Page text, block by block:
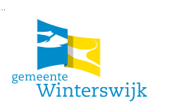
Ga naar de inhoud van deze pagina
Ga naar het zoeken
Ga naar het menu